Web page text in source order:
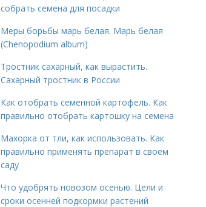
собрать семена для посадки
Меры борьбы марь белая. Марь белая
(Chenopodium album)
Тростник сахарный, как вырастить.
Сахарный тростник в России
Как отобрать семенной картофель. Как
правильно отобрать картошку на семена
Махорка от тли, как использовать. Как
правильно применять препарат в своём
саду
Что удобрять новозом осенью. Цели и
сроки осенней подкормки растений